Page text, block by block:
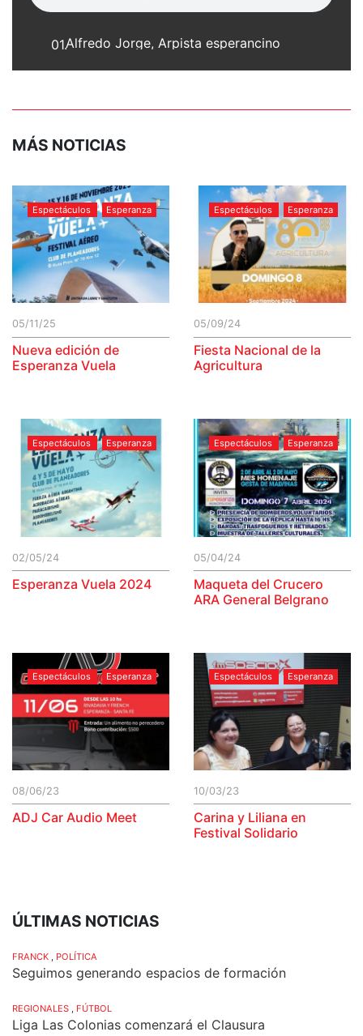
01.Alfredo Jorge, Arpista esperancino
MÁS NOTICIAS
Espectáculos Esperanza
05/11/25
Nueva edición de
Esperanza Vuela
Espectáculos Esperanza
05/09/24
Fiesta Nacional de la
Agricultura
Espectáculos Esperanza
02/05/24
Esperanza Vuela 2024
Espectáculos Esperanza
05/04/24
Maqueta del Crucero
ARA General Belgrano
Espectáculos Esperanza
08/06/23
ADJ Car Audio Meet
Espectáculos Esperanza
10/03/23
Carina y Liliana en
Festival Solidario
ÚLTIMAS NOTICIAS
FRANCK , POLÍTICA
Seguimos generando espacios de formación
REGIONALES , FÚTBOL
Liga Las Colonias comenzará el Clausura